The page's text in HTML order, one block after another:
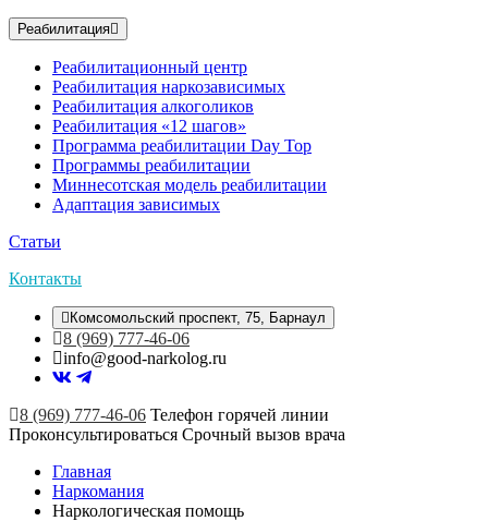
Реабилитация
Реабилитационный центр
Реабилитация наркозависимых
Реабилитация алкоголиков
Реабилитация «12 шагов»
Программа реабилитации Day Top
Программы реабилитации
Миннесотская модель реабилитации
Адаптация зависимых
Статьи
Контакты
Комсомольский проспект, 75, Барнаул
8 (969) 777-46-06
info@good-narkolog.ru
8 (969) 777-46-06 Телефон горячей линии
Проконсультироваться Срочный вызов врача
Главная
Наркомания
Наркологическая помощь